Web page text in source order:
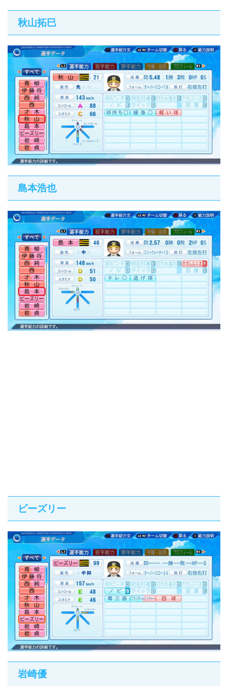
秋山拓巳
島本浩也
ビーズリー
岩崎優